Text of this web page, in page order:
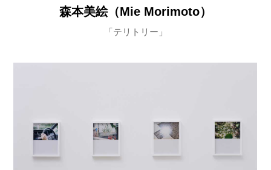
森本美絵（Mie Morimoto）
「テリトリー」